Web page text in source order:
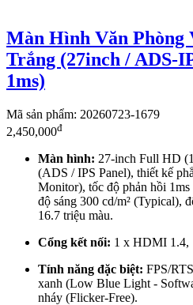
Màn Hình Văn Phòng
Trắng (27inch / ADS-
1ms)
Mã sản phẩm: 20260723-1679
2,450,000đ
Màn hình: 27-inch Full HD
(ADS / IPS Panel), thiết kế
Monitor), tốc độ phản hồi
độ sáng 300 cd/m² (Typical),
16.7 triệu màu.
Cổng kết nối: 1 x HDMI 1.4,
Tính năng đặc biệt: FPS/
xanh (Low Blue Light -
nháy (Flicker-Free).